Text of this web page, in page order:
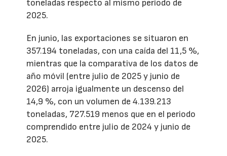
toneladas respecto al mismo período de
2025.
En junio, las exportaciones se situaron en
357.194 toneladas, con una caída del 11,5 %,
mientras que la comparativa de los datos de
año móvil (entre julio de 2025 y junio de
2026) arroja igualmente un descenso del
14,9 %, con un volumen de 4.139.213
toneladas, 727.519 menos que en el periodo
comprendido entre julio de 2024 y junio de
2025.